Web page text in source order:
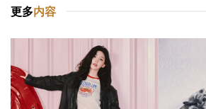
更多内容